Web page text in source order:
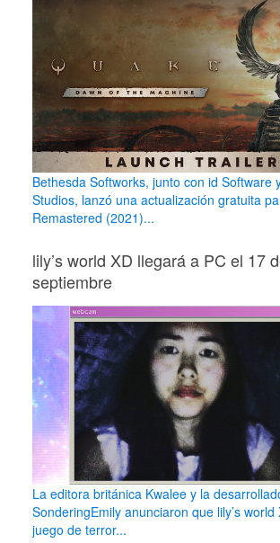
Bethesda Softworks, junto con id Software
Studios, lanzó una actualización gratuita
Remastered (2021)...
lily’s world XD llegará a PC el 17
septiembre
La editora británica Kwalee y la
SonderingEmily anunciaron que lily’s world
juego de terror...